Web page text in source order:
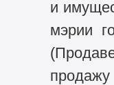
и
мэрии